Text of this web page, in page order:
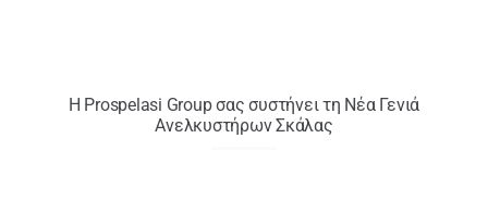
Η Prospelasi Group σας συστήνει τη Νέα Γενιά
Ανελκυστήρων Σκάλας